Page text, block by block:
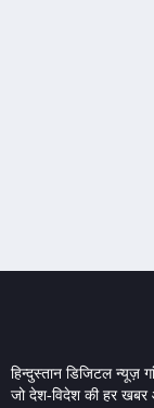
हिन्दुस्तान डिजिटल
जो देश-विदेश की हर